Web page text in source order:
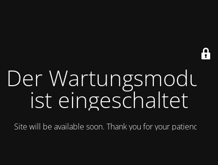
Der Wartungsmodus
ist eingeschaltet
Site will be available soon. Thank you for your patience!